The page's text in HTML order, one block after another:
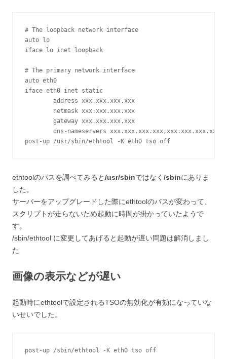
# The loopback network interface
auto lo
iface lo inet loopback
# The primary network interface
auto eth0
iface eth0 inet static
        address xxx.xxx.xxx.xxx
        netmask xxx.xxx.xxx.xxx
        gateway xxx.xxx.xxx.xxx
        dns-nameservers xxx.xxx.xxx.xxx,xxx.xxx.xxx.xxx
ethtoolのパスを調べてみると/usr/sbinではなく /sbinにありま
した。
サーバーをアップグレードした際にethtoolのパスが変わって、
スクリプトが走らないため起動に時間が掛かっていたようで
す。
/sbin/ethtool に変更してあげると起動が遅い問題は解消しまし
た
画像の表示などが遅い
起動時にethtoolで設定されるTSOの無効化が有効になっていな
いせいでした。
post-up /sbin/ethtool -K eth0 tso off